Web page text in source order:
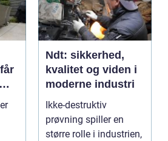
Ndt: sikkerhed,
kvalitet og viden i
moderne industri
Ikke-destruktiv
prøvning spiller en
større rolle i industrien,